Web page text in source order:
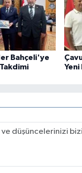
Bahçeli'ye
Yeni